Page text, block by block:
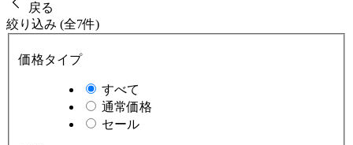
戻る
絞り込み (全7件)
価格タイプ
すべて
通常価格
セール